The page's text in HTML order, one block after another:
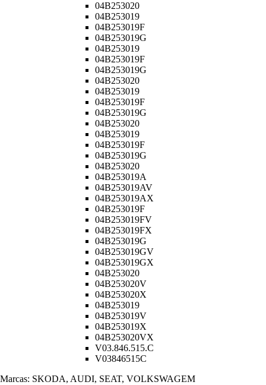
04B253020
04B253019
04B253019F
04B253019G
04B253019
04B253019F
04B253019G
04B253020
04B253019
04B253019F
04B253019G
04B253020
04B253019
04B253019F
04B253019G
04B253020
04B253019A
04B253019AV
04B253019AX
04B253019F
04B253019FV
04B253019FX
04B253019G
04B253019GV
04B253019GX
04B253020
04B253020V
04B253020X
04B253019
04B253019V
04B253019X
04B253020VX
V03.846.515.C
V03846515C
Marcas: SKODA, AUDI, SEAT, VOLKSWAGEM